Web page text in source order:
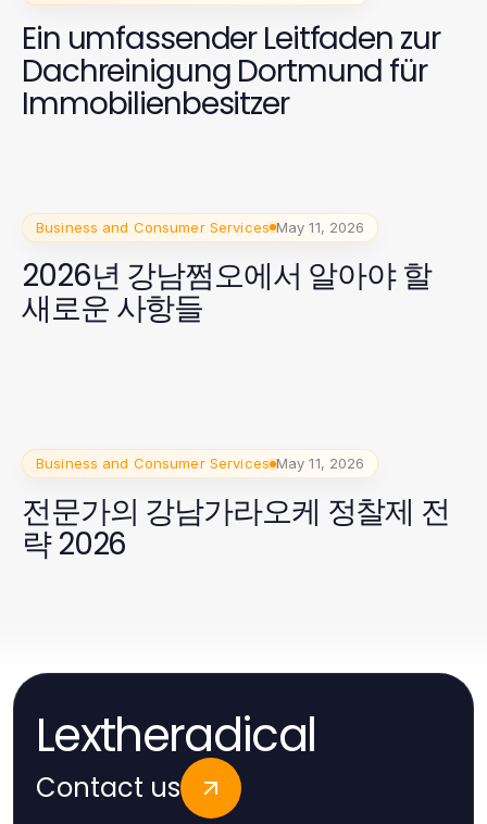
Ein umfassender Leitfaden zur
Dachreinigung Dortmund für
Immobilienbesitzer
Business and Consumer Services May 11, 2026
2026년 강남쩜오에서 알아야 할
새로운 사항들
Business and Consumer Services May 11, 2026
전문가의 강남가라오케 정찰제 전
략 2026
Lextheradical
Contact us